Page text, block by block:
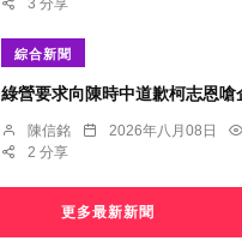
3 分享
綜合新聞
綠營要求向陳時中道歉柯志恩嗆
陳信銘 2026年八月08日
2 分享
更多最新新聞